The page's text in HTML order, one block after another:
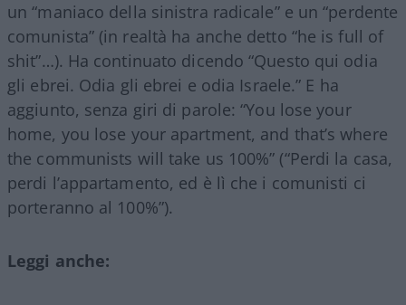
un “maniaco della sinistra radicale” e un “perdente
comunista” (in realtà ha anche detto “he is full of
shit”…). Ha continuato dicendo “Questo qui odia
gli ebrei. Odia gli ebrei e odia Israele.” E ha
aggiunto, senza giri di parole: “You lose your
home, you lose your apartment, and that’s where
the communists will take us 100%” (“Perdi la casa,
perdi l’appartamento, ed è lì che i comunisti ci
porteranno al 100%”).
Leggi anche: